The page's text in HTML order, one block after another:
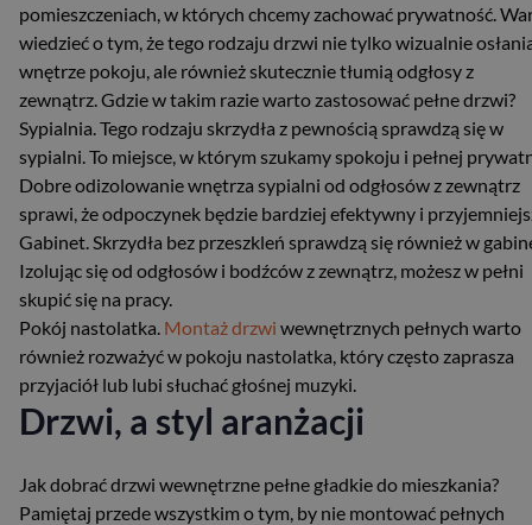
pomieszczeniach, w których chcemy zachować prywatność.
wiedzieć o tym, że tego rodzaju drzwi nie tylko wizualnie
wnętrze pokoju, ale również skutecznie tłumią odgłosy z
zewnątrz. Gdzie w takim razie warto zastosować pełne drzwi?
Sypialnia. Tego rodzaju skrzydła z pewnością sprawdzą się w
sypialni. To miejsce, w którym szukamy spokoju i pełnej
Dobre odizolowanie wnętrza sypialni od odgłosów z zewnątrz
sprawi, że odpoczynek będzie bardziej efektywny i
Gabinet. Skrzydła bez przeszkleń sprawdzą się również w
Izolując się od odgłosów i bodźców z zewnątrz, możesz w pełni
skupić się na pracy.
Pokój nastolatka. Montaż drzwi wewnętrznych pełnych warto
również rozważyć w pokoju nastolatka, który często zaprasza
przyjaciół lub lubi słuchać głośnej muzyki.
Drzwi, a styl aranżacji
Jak dobrać drzwi wewnętrzne pełne gładkie do mieszkania?
Pamiętaj przede wszystkim o tym, by nie montować pełnych